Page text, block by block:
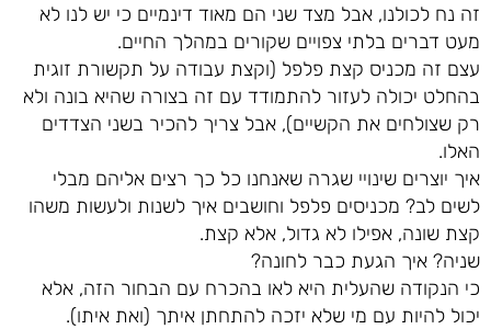
זה נח לכולנו, אבל מצד שני הם מאוד דינמיים כי יש לנו לא
מעט דברים בלתי צפויים שקורים במהלך החיים.
עצם זה מכניס קצת פלפל (וקצת עבודה על תקשורת זוגית
בהחלט יכולה לעזור להתמודד עם זה בצורה שהיא בונה ולא
רק שצולחים את הקשיים), אבל צריך להכיר בשני הצדדים
האלו.
איך יוצרים שינויי שגרה שאנחנו כל כך רצים אליהם מבלי
לשים לב? מכניסים פלפל וחושבים איך לשנות ולעשות משהו
קצת שונה, אפילו לא גדול, אלא קצת.
שניה? איך הגעת כבר לחונה?
כי הנקודה שהעלית היא לאו בהכרח עם הבחור הזה, אלא
יכול להיות עם מי שלא יזכה להתחתן איתך (ואת איתו).